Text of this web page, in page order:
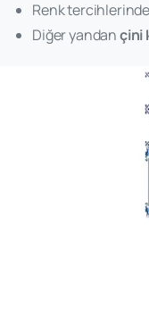
Renk tercihlerinde
Diğer yandançini